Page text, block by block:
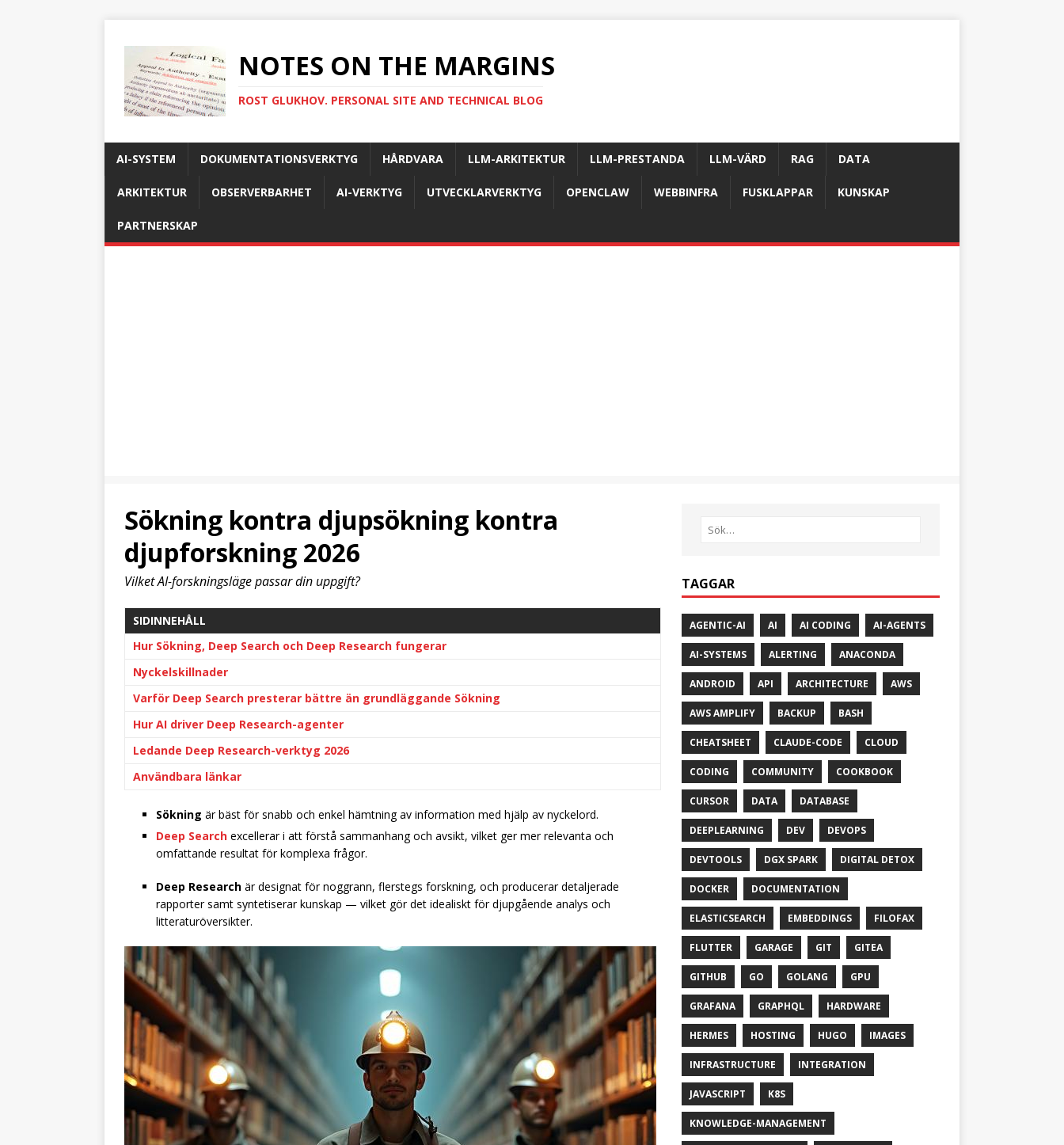
NOTES ON THE MARGINS
ROST GLUKHOV. PERSONAL SITE AND TECHNICAL BLOG
AI-SYSTEM DOKUMENTATIONSVERKTYG HÅRDVARA LLM-ARKITEKTUR LLM-PRESTANDA LLM-VÄRD RAG DATA
ARKITEKTUR OBSERVERBARHET AI-VERKTYG UTVECKLARVERKTYG OPENCLAW WEBBINFRA FUSKLAPPAR KUNSKAP
PARTNERSKAP
Sökning kontra djupsökning kontra
djupforskning 2026
Vilket AI-forskningsläge passar din uppgift?
SIDINNEHÅLL
Hur Sökning, Deep Search och Deep Research fungerar
Nyckelskillnader
Varför Deep Search presterar bättre än grundläggande Sökning
Hur AI driver Deep Research-agenter
Ledande Deep Research-verktyg 2026
Användbara länkar
Sökning är bäst för snabb och enkel hämtning av information med hjälp av nyckelord.
Deep Search excellerar i att förstå sammanhang och avsikt, vilket ger mer relevanta och
omfattande resultat för komplexa frågor.
Deep Research är designat för noggrann, flerstegs forskning, och producerar detaljerade
rapporter samt syntetiserar kunskap — vilket gör det idealiskt för djupgående analys och
litteraturöversikter.
TAGGAR
AGENTIC-AI AI AI CODING AI-AGENTS
AI-SYSTEMS ALERTING ANACONDA
ANDROID API ARCHITECTURE AWS
AWS AMPLIFY BACKUP BASH
CHEATSHEET CLAUDE-CODE CLOUD
CODING COMMUNITY COOKBOOK
CURSOR DATA DATABASE
DEEPLEARNING DEV DEVOPS
DEVTOOLS DGX SPARK DIGITAL DETOX
DOCKER DOCUMENTATION
ELASTICSEARCH EMBEDDINGS FILOFAX
FLUTTER GARAGE GIT GITEA
GITHUB GO GOLANG GPU
GRAFANA GRAPHQL HARDWARE
HERMES HOSTING HUGO IMAGES
INFRASTRUCTURE INTEGRATION
JAVASCRIPT K8S
KNOWLEDGE-MANAGEMENT